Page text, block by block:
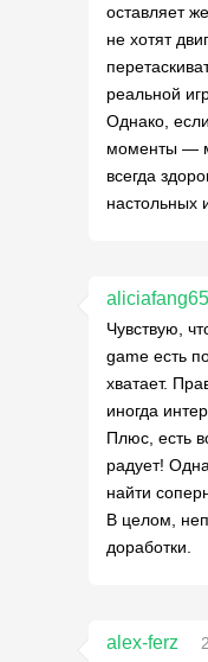
оставляет
не хотят
реальной
Однако,
моменты —
всегда
настольных
Чувствую,
game есть
хватает.
иногда
Плюс, есть
радует!
найти
В целом,
доработки.
alex-ferz